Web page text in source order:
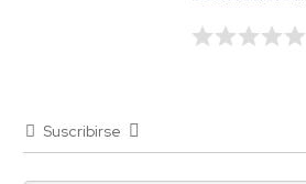
Suscribirse